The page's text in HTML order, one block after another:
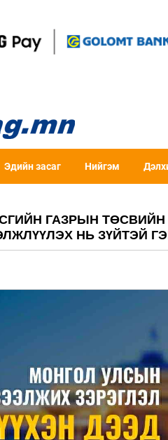
Эдийн засаг Нийгэм
ГАЗРЫН
НЬ ЗҮЙТЭЙ